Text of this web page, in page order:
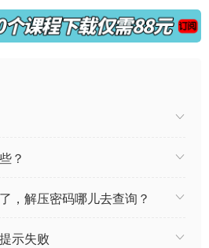
？
，解压密码哪儿去查询？
示失败